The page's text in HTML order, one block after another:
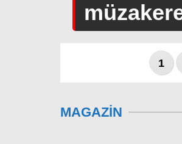
1
MAGAZİN